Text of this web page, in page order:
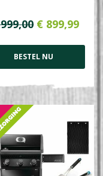
999,00 € 899,99
BESTEL NU